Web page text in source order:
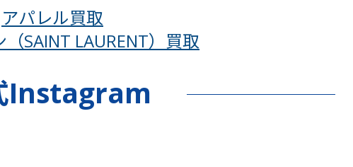
アパレル買取
SAINT LAURENT）買取
Instagram